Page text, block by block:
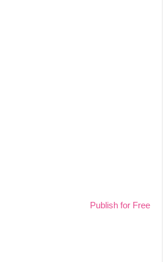
Publish for Free